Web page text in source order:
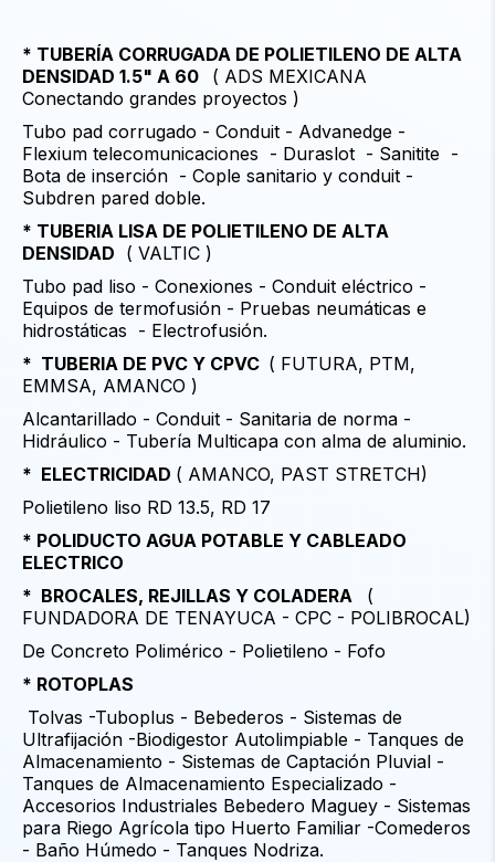
* TUBERÍA CORRUGADA DE POLIETILENO DE ALTA
DENSIDAD 1.5" A 60 ( ADS MEXICANA
Conectando grandes proyectos )
Tubo pad corrugado - Conduit - Advanedge -
Flexium telecomunicaciones - Duraslot - Sanitite -
Bota de inserción - Cople sanitario y conduit -
Subdren pared doble.
* TUBERIA LISA DE POLIETILENO DE ALTA
DENSIDAD ( VALTIC )
Tubo pad liso - Conexiones - Conduit eléctrico -
Equipos de termofusión - Pruebas neumáticas e
hidrostáticas - Electrofusión.
* TUBERIA DE PVC Y CPVC ( FUTURA, PTM,
EMMSA, AMANCO )
Alcantarillado - Conduit - Sanitaria de norma -
Hidráulico - Tubería Multicapa con alma de aluminio.
* ELECTRICIDAD ( AMANCO, PAST STRETCH)
Polietileno liso RD 13.5, RD 17
* POLIDUCTO AGUA POTABLE Y CABLEADO
ELECTRICO
* BROCALES, REJILLAS Y COLADERA
(
FUNDADORA DE TENAYUCA - CPC - POLIBROCAL)
De Concreto Polimérico - Polietileno - Fofo
* ROTOPLAS
Tolvas -Tuboplus - Bebederos - Sistemas de
Ultrafijación -Biodigestor Autolimpiable - Tanques de
Almacenamiento - Sistemas de Captación Pluvial -
Tanques de Almacenamiento Especializado -
Accesorios Industriales Bebedero Maguey - Sistemas
para Riego Agrícola tipo Huerto Familiar -Comederos
- Baño Húmedo - Tanques Nodriza.